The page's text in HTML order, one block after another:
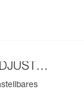
I-